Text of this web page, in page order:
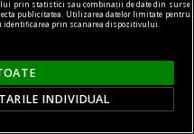
sănătate. „Mă simt
acută suferită de
ani) se reface și se
prin statistici sau combinații de date din surse
publicitatea. Utilizarea datelor limitate pentru
identificarea prin scanarea dispozitivului.
INDIVIDUAL